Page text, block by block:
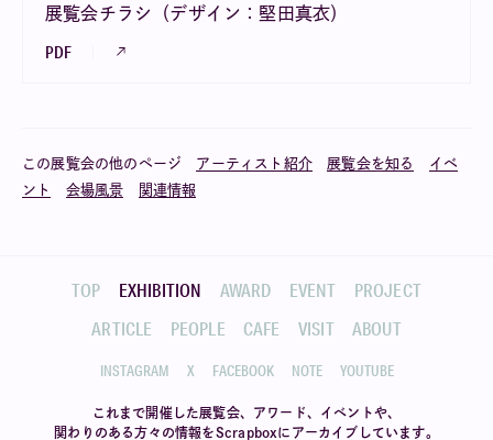
展覧会チラシ（デザイン：堅田真衣）
PDF
この展覧会の他のページ アーティスト紹介 展覧会を知る
イベ
ント
会場風景 関連情報
TOP EXHIBITION AWARD EVENT
PROJECT
ARTICLE
PEOPLE CAFE VISIT ABOUT
INSTAGRAM X FACEBOOK NOTE YOUTUBE
これまで開催した展覧会、アワード、イベントや、
関わりのある方々の情報をScrapboxにアーカイブしています。